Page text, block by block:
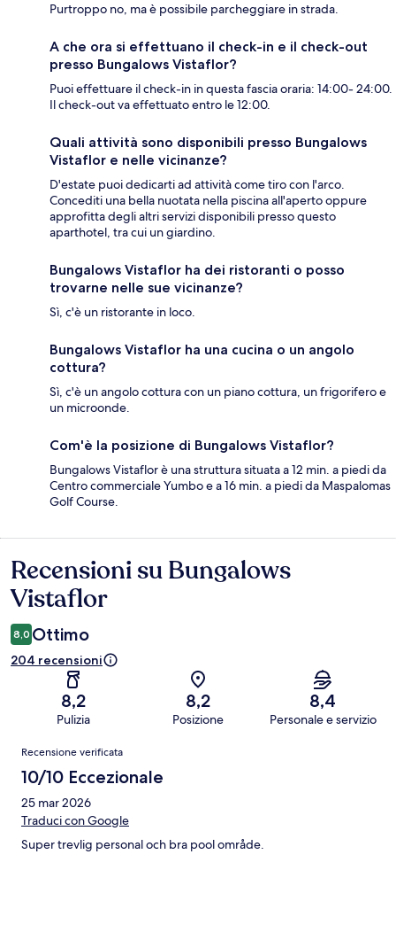
Purtroppo no, ma è possibile parcheggiare in strada.
A che ora si effettuano il check-in e il check-out
presso Bungalows Vistaflor?
Puoi effettuare il check-in in questa fascia oraria: 14:00- 24:00.
Il check-out va effettuato entro le 12:00.
Quali attività sono disponibili presso Bungalows
Vistaflor e nelle vicinanze?
D'estate puoi dedicarti ad attività come tiro con l'arco.
Concediti una bella nuotata nella piscina all'aperto oppure
approfitta degli altri servizi disponibili presso questo
aparthotel, tra cui un giardino.
Bungalows Vistaflor ha dei ristoranti o posso
trovarne nelle sue vicinanze?
Sì, c'è un ristorante in loco.
Bungalows Vistaflor ha una cucina o un angolo
cottura?
Sì, c'è un angolo cottura con un piano cottura, un frigorifero e
un microonde.
Com'è la posizione di Bungalows Vistaflor?
Bungalows Vistaflor è una struttura situata a 12 min. a piedi da
Centro commerciale Yumbo e a 16 min. a piedi da Maspalomas
Golf Course.
Recensioni
Recensioni su Bungalows
Vistaflor
8,0 Ottimo
204 recensioni
8,2
Pulizia
8,2
Posizione
8,4
Personale e servizio
Recensioni
Recensione verificata
10/10 Eccezionale
25 mar 2026
Traduci con Google
Super trevlig personal och bra pool område.